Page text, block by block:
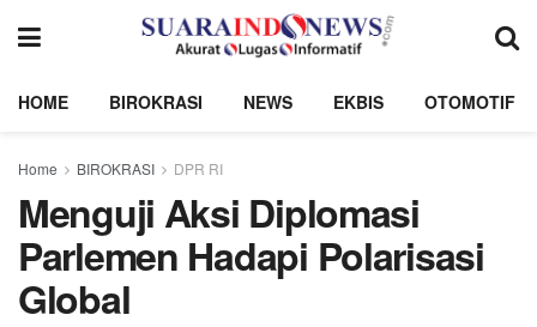
HOME BIROKRASI NEWS EKBIS OTOMOTIF
Home BIROKRASI DPR RI
Menguji Aksi Diplomasi
Parlemen Hadapi Polarisasi
Global